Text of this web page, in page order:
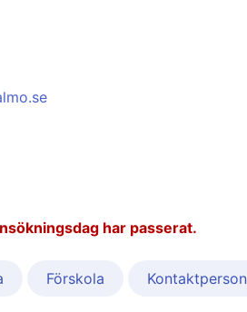
har passerat.
Förskola Kontaktperson